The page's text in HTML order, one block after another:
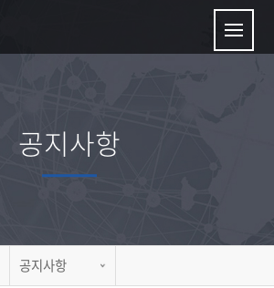
공지사항
공지사항